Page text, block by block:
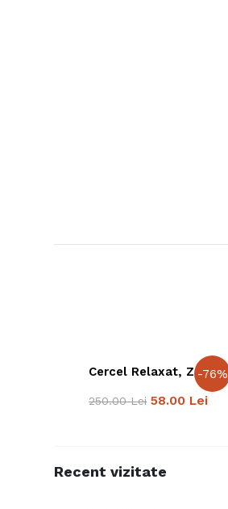
-76%
Cercel Relaxat, Zen
250.00 Lei 58.00 Lei
Recent vizitate